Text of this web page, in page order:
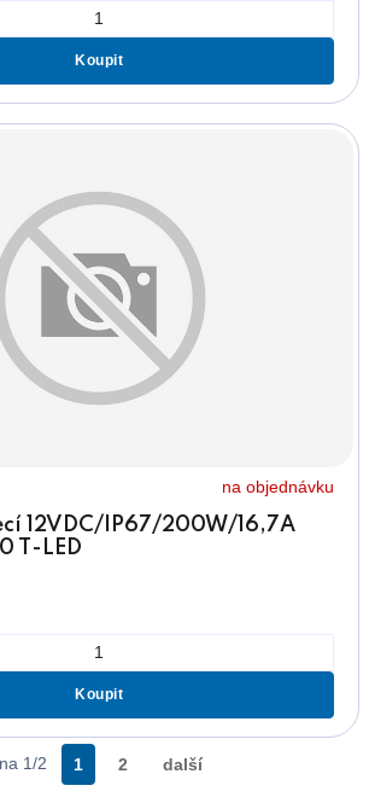
Koupit
na objednávku
12VDC/IP67/200W/16,7A
T-LED
Koupit
1/2 1 2 další